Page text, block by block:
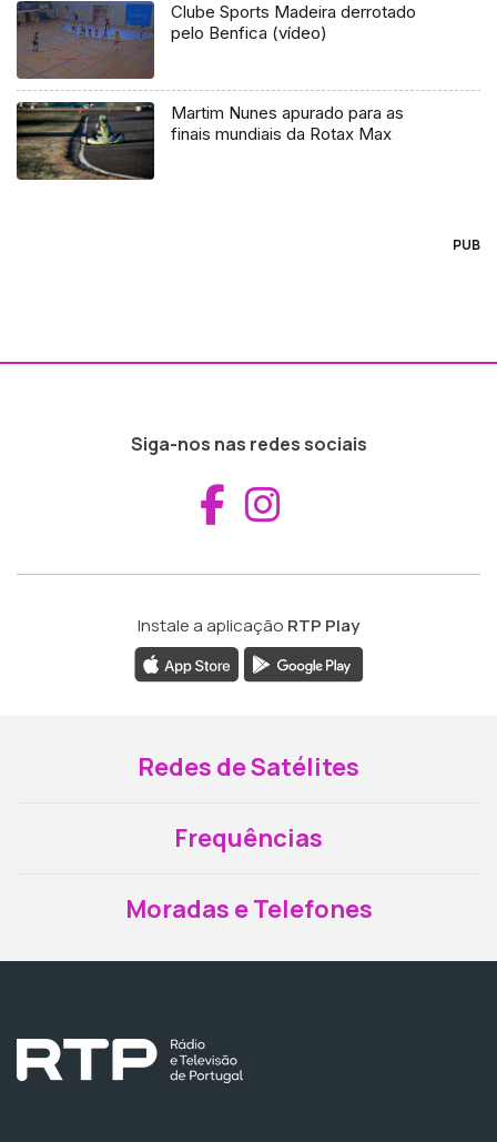
Clube Sports Madeira derrotado
pelo Benfica (vídeo)
Martim Nunes apurado para as
finais mundiais da Rotax Max
PUB
Siga-nos nas redes sociais
Aceder ao
Instale a aplicação RTP Play
Redes de Satélites
Frequências
Moradas e Telefones